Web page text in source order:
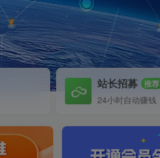
站长招募 推荐
24小时自动赚钱